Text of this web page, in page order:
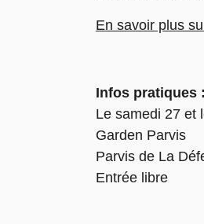
En savoir plus
Infos pratiques :
Le samedi 27 et
Garden Parvis
Parvis de La
Entrée libre